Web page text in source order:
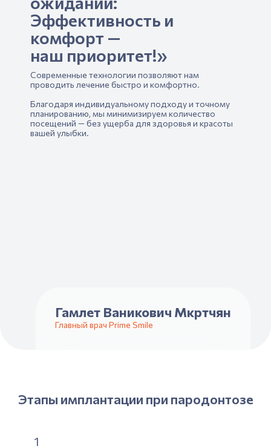
Эффективность и
комфорт —
наш приоритет!»
Современные технологии позволяют нам
проводить лечение быстро и комфортно.
Благодаря индивидуальному подходу и точному
планированию, мы минимизируем количество
посещений — без ущерба для здоровья и красоты
вашей улыбки.
Гамлет Ваникович Мкртчян
Главный врач Prime Smile
Этапы имплантации при пародонтозе
1